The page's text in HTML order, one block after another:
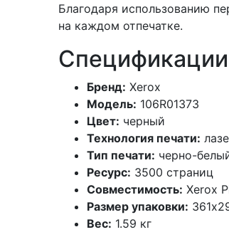
Благодаря использованию
на каждом отпечатке.
Спецификации
Бренд: Xerox
Модель: 106R01373
Цвет: черный
Технология печати:
Тип печати: черно-
Ресурс: 3500 страниц
Совместимость: Xerox
Размер упаковки:
Вес: 1.59 кг